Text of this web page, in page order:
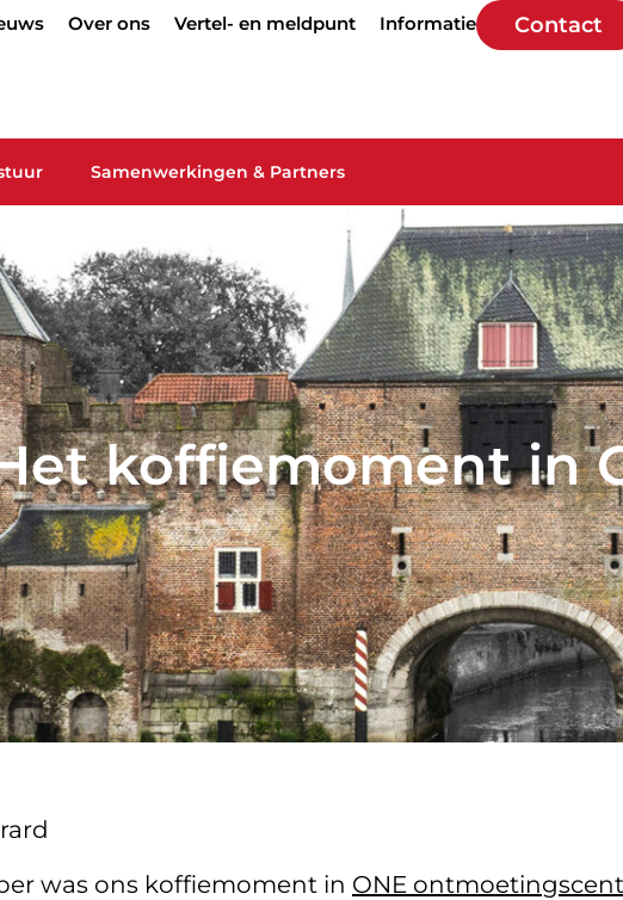
Over ons Vertel- en meldpunt Informatie Contact
Samenwerkingen & Partners
koffiemoment in
was ons koffiemoment in ONE